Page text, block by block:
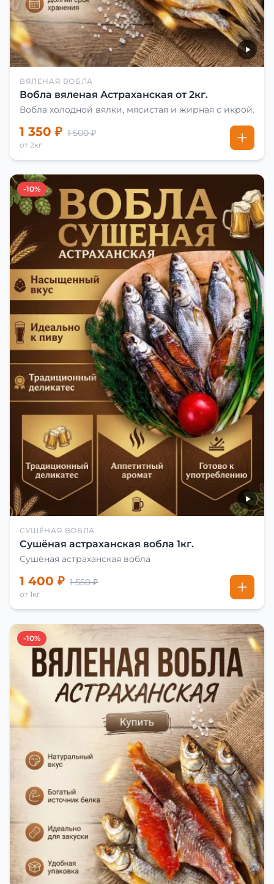
ВЯЛЕНАЯ ВОБЛА
Вобла вяленая Астраханская от 2кг.
Вобла холодной вялки, мясистая и жирная с икрой.
1 350 ₽ 1 500 ₽
от 2кг
-10%
СУШЁНАЯ ВОБЛА
Сушёная астраханская вобла 1кг.
Сушёная астраханская вобла
1 400 ₽ 1 550 ₽
от 1кг
-10%